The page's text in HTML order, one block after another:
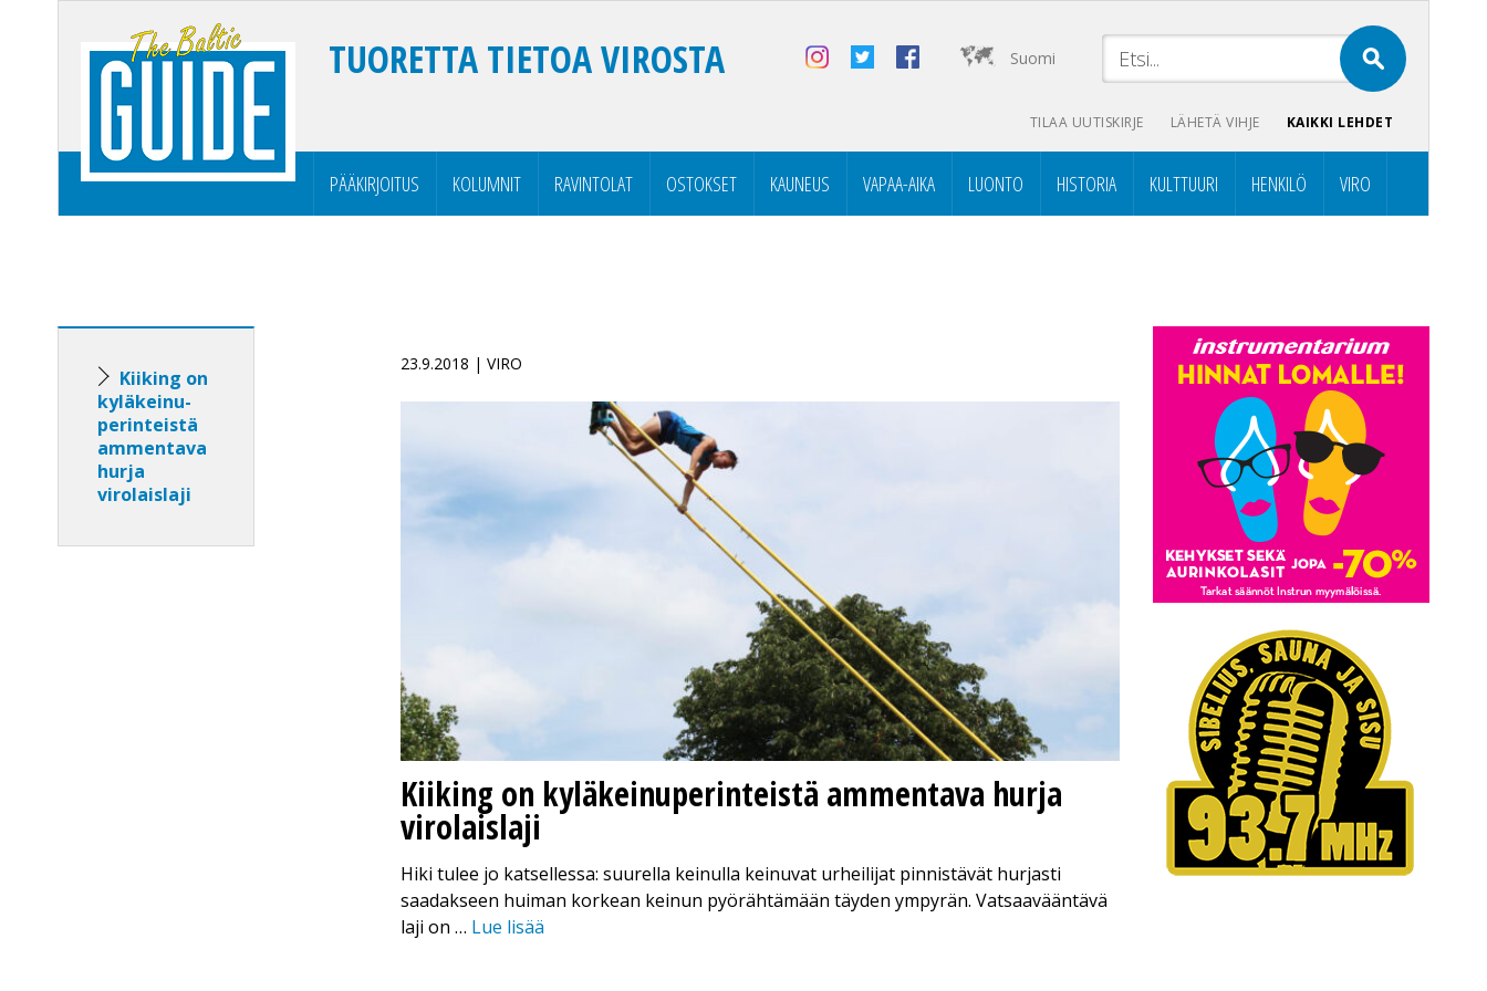
Suomi
TUORETTA TIETOA VIROSTA
TILAA UUTISKIRJE LÄHETÄ VIHJE KAIKKI LEHDET
PÄÄKIRJOITUS KOLUMNIT RAVINTOLAT OSTOKSET KAUNEUS VAPAA-AIKA LUONTO HISTORIA KULTTUURI HENKILÖ VIRO
Kiiking on
kyläkeinu­
perinteistä
ammentava
hurja
virolaislaji
23.9.2018 | VIRO
Kiiking on kyläkeinu­perinteistä ammentava hurja
virolaislaji
Hiki tulee jo katsellessa: suurella keinulla keinuvat urheilijat pinnistävät hurjasti
saadakseen huiman korkean keinun pyörähtämään täyden ympyrän. Vatsaavääntävä
laji on … Lue lisää